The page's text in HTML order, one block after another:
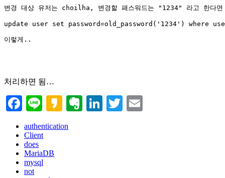
변경 대상 유저는 choilha, 변경할 패스워드는 "1234" 라고 한다면
update user set password=old_password('1234') where
이렇게..
처리하면 됨…
Facebook
LineKakaoEvernote
LinkedIn
Twitter
authentication
Client
does
MariaDB
mysql
not